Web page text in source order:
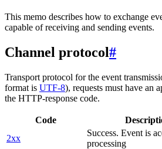
This memo describes how to exchange
capable of receiving and sending events.
Channel protocol#
Transport protocol for the event
format is UTF-8), requests must have an
the HTTP-response code.
Code
2xx
Success. Event is
processing